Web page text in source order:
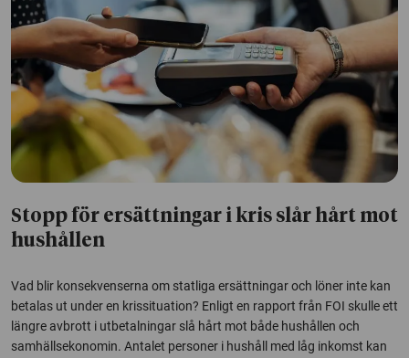
Stopp för ersättningar i kris slår hårt mot
hushållen
Vad blir konsekvenserna om statliga ersättningar och löner inte kan
betalas ut under en krissituation? Enligt en rapport från FOI skulle ett
längre avbrott i utbetalningar slå hårt mot både hushållen och
samhällsekonomin. Antalet personer i hushåll med låg inkomst kan